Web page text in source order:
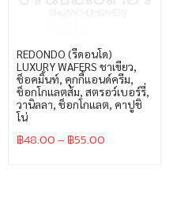
REDONDO (รีดอนโด)
LUXURY WAFERS ชาเขียว,
ช็อคมิ้นท์, คุกกี้แอนด์ครีม,
ช็อกโกแลตส้ม, สตรอว์เบอร์รี่,
วานิลลา, ช็อกโกแลต, คาปูชิ
โน่
฿48.00– ฿55.00